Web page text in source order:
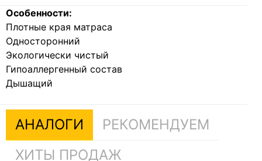
Особенности:
Плотные края матраса
Односторонний
Экологически чистый
Гипоаллергенный состав
Дышащий
АНАЛОГИ
РЕКОМЕНДУЕМ
ХИТЫ ПРОДАЖ